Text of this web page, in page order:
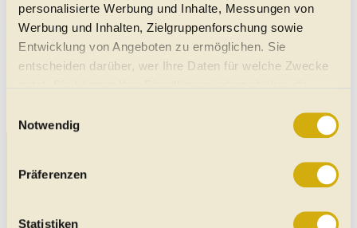
personalisierte Werbung und Inhalte, Messungen von
Werbung und Inhalten, Zielgruppenforschung sowie
Entwicklung von Angeboten zu ermöglichen. Sie
entscheiden darüber, wer Ihre Daten für welche Zwecke
Trigger Symbol ändern oder widerrufen
Informationen über Ihre geografische Lage erfassen,
Ihr Gerät durch aktives Scannen nach bestimmten
Notwendig
Präferenzen
Statistiken
Such-Tipp:Wir haben auf unseren
Suchplattformen für E-Autos, Gebrauchtwagen
und Neuwagen unsere Tests und Artikel (unten auf
den Seiten) jeweils zu den gewünschten Marken